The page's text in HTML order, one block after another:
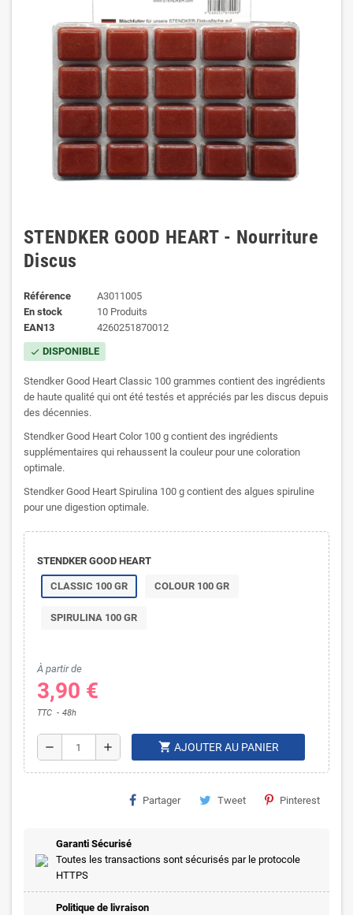
STENDKER GOOD HEART - Nourriture
Discus
Référence
A3011005
En stock
10 Produits
EAN13
4260251870012
check DISPONIBLE
Stendker Good Heart Classic 100 grammes contient des ingrédients
de haute qualité qui ont été testés et appréciés par les discus depuis
des décennies.
Stendker Good Heart Color 100 g contient des ingrédients
supplémentaires qui rehaussent la couleur pour une coloration
optimale.
Stendker Good Heart Spirulina 100 g contient des algues spiruline
pour une digestion optimale.
STENDKER GOOD HEART
CLASSIC 100 GR COLOUR 100 GR
SPIRULINA 100 GR
À partir de
3,90 €
TTC 48h
remove add shopping_cart AJOUTER AU PANIER
Partager Tweet Pinterest
Garanti Sécurisé
Toutes les transactions sont sécurisés par le protocole
HTTPS
Politique de livraison